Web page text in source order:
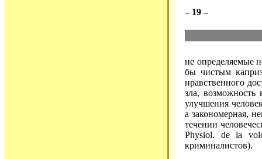
– 19 –
не определяемые
бы чистым
нравственного
зла,
улучшения
а закономерная,
течении
Physiol. de la
криминалистов).